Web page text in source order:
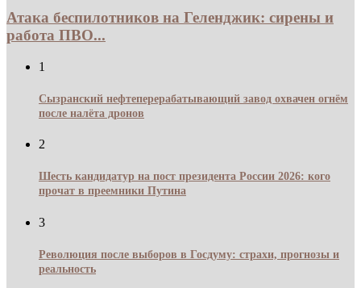
Атака беспилотников на Геленджик: сирены и
работа ПВО...
1
Сызранский нефтеперерабатывающий завод охвачен огнём
после налёта дронов
2
Шесть кандидатур на пост президента России 2026: кого
прочат в преемники Путина
3
Революция после выборов в Госдуму: страхи, прогнозы и
реальность